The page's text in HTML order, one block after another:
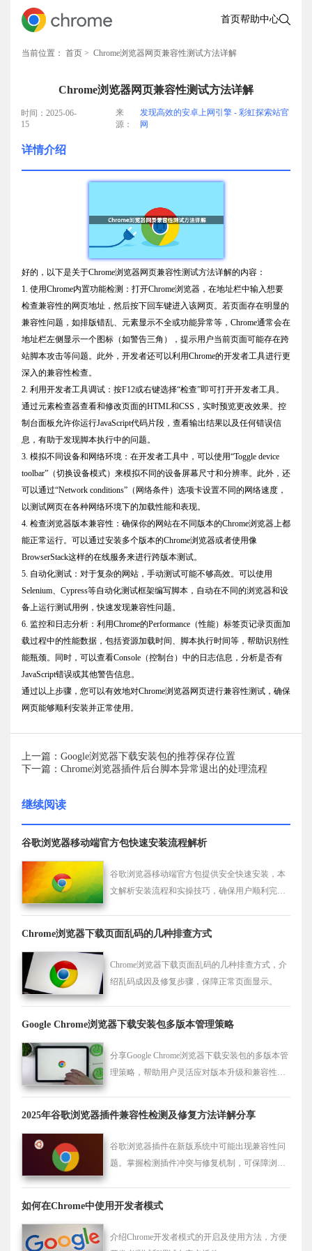
首页帮助中心
当前位置： 首页 > Chrome浏览器网页兼容性测试方法详解
Chrome浏览器网页兼容性测试方法详解
时间：2025-06-
15
来
源：
发现高效的安卓上网引擎 - 彩虹探索站官
网
详情介绍
好的，以下是关于Chrome浏览器网页兼容性测试方法详解的内容：
1. 使用Chrome内置功能检测：打开Chrome浏览器，在地址栏中输入想要
检查兼容性的网页地址，然后按下回车键进入该网页。若页面存在明显的
兼容性问题，如排版错乱、元素显示不全或功能异常等，Chrome通常会在
地址栏左侧显示一个图标（如警告三角），提示用户当前页面可能存在跨
站脚本攻击等问题。此外，开发者还可以利用Chrome的开发者工具进行更
深入的兼容性检查。
2. 利用开发者工具调试：按F12或右键选择“检查”即可打开开发者工具。
通过元素检查器查看和修改页面的HTML和CSS，实时预览更改效果。控
制台面板允许你运行JavaScript代码片段，查看输出结果以及任何错误信
息，有助于发现脚本执行中的问题。
3. 模拟不同设备和网络环境：在开发者工具中，可以使用“Toggle device
toolbar”（切换设备模式）来模拟不同的设备屏幕尺寸和分辨率。此外，还
可以通过“Network conditions”（网络条件）选项卡设置不同的网络速度，
以测试网页在各种网络环境下的加载性能和表现。
4. 检查浏览器版本兼容性：确保你的网站在不同版本的Chrome浏览器上都
能正常运行。可以通过安装多个版本的Chrome浏览器或者使用像
BrowserStack这样的在线服务来进行跨版本测试。
5. 自动化测试：对于复杂的网站，手动测试可能不够高效。可以使用
Selenium、Cypress等自动化测试框架编写脚本，自动在不同的浏览器和设
备上运行测试用例，快速发现兼容性问题。
6. 监控和日志分析：利用Chrome的Performance（性能）标签页记录页面加
载过程中的性能数据，包括资源加载时间、脚本执行时间等，帮助识别性
能瓶颈。同时，可以查看Console（控制台）中的日志信息，分析是否有
JavaScript错误或其他警告信息。
通过以上步骤，您可以有效地对Chrome浏览器网页进行兼容性测试，确保
网页能够顺利安装并正常使用。
上一篇：Google浏览器下载安装包的推荐保存位置
下一篇：Chrome浏览器插件后台脚本异常退出的处理流程
继续阅读
谷歌浏览器移动端官方包快速安装流程解析
谷歌浏览器移动端官方包提供安全快速安装，本
文解析安装流程和实操技巧，确保用户顺利完成
Chrome浏览器下载页面乱码的几种排查方式
Chrome浏览器下载页面乱码的几种排查方式，介
绍乱码成因及修复步骤，保障正常页面显示。
Google Chrome浏览器下载安装包多版本管理策略
分享Google Chrome浏览器下载安装包的多版本管
理策略，帮助用户灵活应对版本升级和兼容性挑
2025年谷歌浏览器插件兼容性检测及修复方法详解分享
谷歌浏览器插件在新版系统中可能出现兼容性问
题。掌握检测插件冲突与修复机制，可保障浏览
如何在Chrome中使用开发者模式
介绍Chrome开发者模式的开启及使用方法，方便